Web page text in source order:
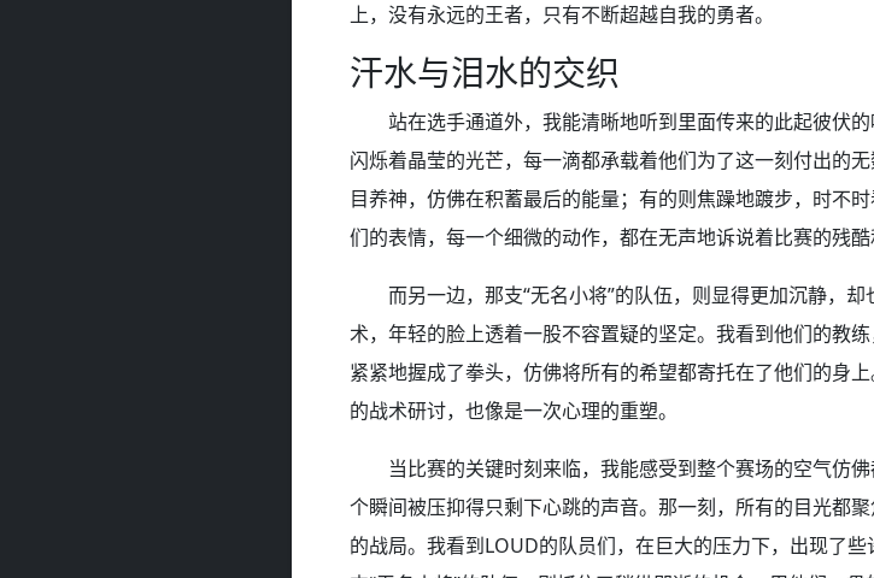
上，没有永远的王者，只有不断超越自我的勇者。
汗水与泪水的交织
站在选手通道外，我能清晰地听到里面传来的此起彼伏
闪烁着晶莹的光芒，每一滴都承载着他们为了这一刻付出的
目养神，仿佛在积蓄最后的能量；有的则焦躁地踱步，时不
们的表情，每一个细微的动作，都在无声地诉说着比赛的残酷
而另一边，那支“无名小将”的队伍，则显得更加沉静，
术，年轻的脸上透着一股不容置疑的坚定。我看到他们的教
紧紧地握成了拳头，仿佛将所有的希望都寄托在了他们的身
的战术研讨，也像是一次心理的重塑。
当比赛的关键时刻来临，我能感受到整个赛场的空气仿
个瞬间被压抑得只剩下心跳的声音。那一刻，所有的目光都
的战局。我看到LOUD的队员们，在巨大的压力下，出现了